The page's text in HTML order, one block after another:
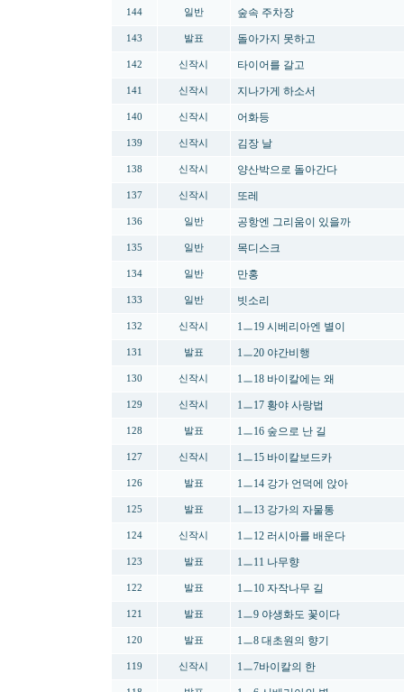
144 일반 숲속 주차장
143 발표 돌아가지 못하고
142 신작시 타이어를 갈고
141 신작시 지나가게 하소서
140 신작시 어화등
139 신작시 김장 날
138 신작시 양산박으로 돌아간다
137 신작시 또레
136 일반 공항엔 그리움이 있을까
135 일반 목디스크
134 일반 만홍
133 일반 빗소리
132 신작시 1ㅡ19 시베리아엔 별이
131 발표 1ㅡ20 야간비행
130 신작시 1ㅡ18 바이칼에는 왜
129 신작시 1ㅡ17 황야 사랑법
128 발표 1ㅡ16 숲으로 난 길
127 신작시 1ㅡ15 바이칼보드카
126 발표 1ㅡ14 강가 언덕에 앉아
125 발표 1ㅡ13 강가의 자물통
124 신작시 1ㅡ12 러시아를 배운다
123 발표 1ㅡ11 나무향
122 발표 1ㅡ10 자작나무 길
121 발표 1ㅡ9 야생화도 꽃이다
120 발표 1ㅡ8 대초원의 향기
119 신작시 1ㅡ7바이칼의 한